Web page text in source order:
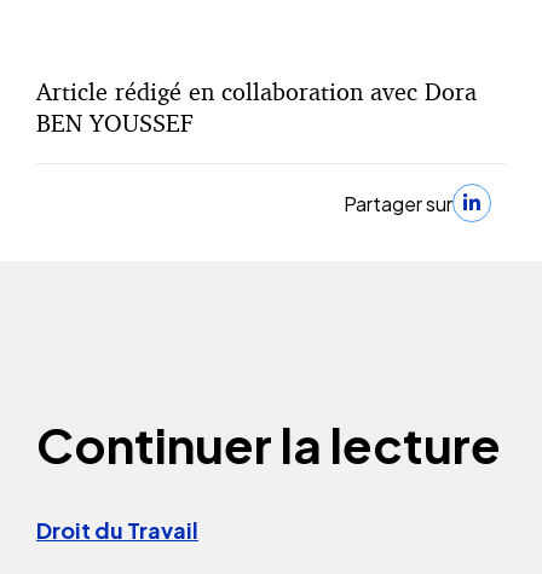
Article rédigé en collaboration avec Dora
BEN YOUSSEF
Partager sur
Continuer la lecture
Droit du Travail